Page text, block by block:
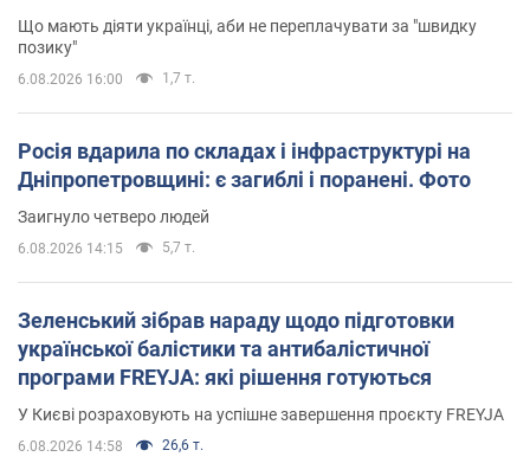
Що мають діяти українці, аби не переплачувати за "швидку
позику"
6.08.2026 16:00 1,7 т.
Росія вдарила по складах і інфраструктурі на
Дніпропетровщині: є загиблі і поранені. Фото
Заигнуло четверо людей
6.08.2026 14:15 5,7 т.
Зеленський зібрав нараду щодо підготовки
української балістики та антибалістичної
програми FREYJA: які рішення готуються
У Києві розраховують на успішне завершення проєкту FREYJA
6.08.2026 14:58 26,6 т.